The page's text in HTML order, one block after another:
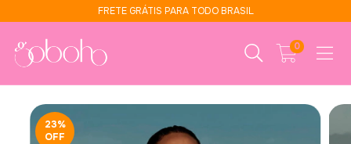
FRETE GRÁTIS PARA TODO BRASIL
0
23%
OFF